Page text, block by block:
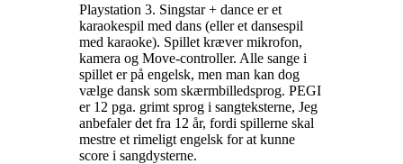
Playstation 3. Singstar + dance er et
karaokespil med dans (eller et dansespil
med karaoke). Spillet kræver mikrofon,
kamera og Move-controller. Alle sange i
spillet er på engelsk, men man kan dog
vælge dansk som skærmbilledsprog. PEGI
er 12 pga. grimt sprog i sangteksterne, Jeg
anbefaler det fra 12 år, fordi spillerne skal
mestre et rimeligt engelsk for at kunne
score i sangdysterne.